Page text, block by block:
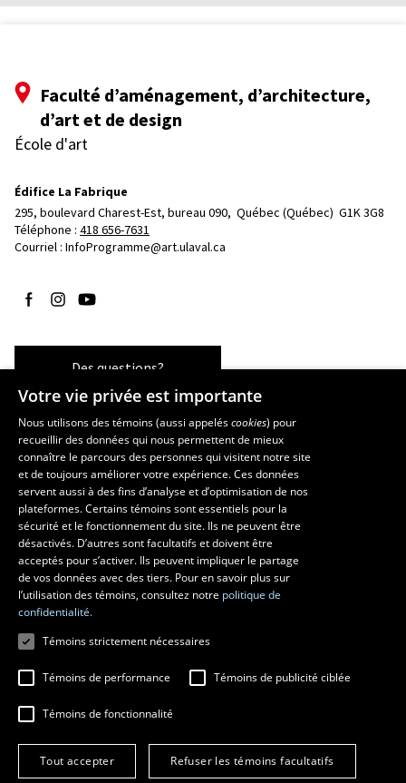
Faculté d’aménagement, d’architecture,
d’art et de design
École d'art
Édifice La Fabrique
295, boulevard Charest-Est, bureau 090, Québec (Québec)  G1K 3G8
Téléphone : 418 656-7631
Courriel : InfoProgramme@art.ulaval.ca
Suivez-nous sur Facebook
Suivez-nous sur Instagram
Suivez-nous sur YouTube
Des questions?
Les écoles et la recherche
École supérieure d’aménagement du territoire et de développement
régional
École d’architecture
École de design
Centre de recherche en aménagement et développement
© 2026 Université Laval
Tous droits réservés
Conditions générales d'utilisation
Votre vie privée est importante
Nous utilisons des témoins (aussi appeléscookies) pour
recueillir des données qui nous permettent de mieux
connaître le parcours des personnes qui visitent notre site
et de toujours améliorer votre expérience. Ces données
servent aussi à des fins d’analyse et d’optimisation de nos
plateformes. Certains témoins sont essentiels pour la
sécurité et le fonctionnement du site. Ils ne peuvent être
désactivés. D’autres sont facultatifs et doivent être
acceptés pour s’activer. Ils peuvent impliquer le partage
de vos données avec des tiers. Pour en savoir plus sur
l’utilisation des témoins, consultez notre politique de
confidentialité.
Témoins strictement nécessaires
Témoins de performance Témoins de publicité ciblée
Témoins de fonctionnalité
Tout accepter Refuser les témoins facultatifs